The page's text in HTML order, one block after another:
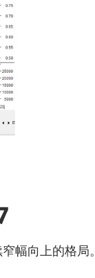
幅向上的格局。